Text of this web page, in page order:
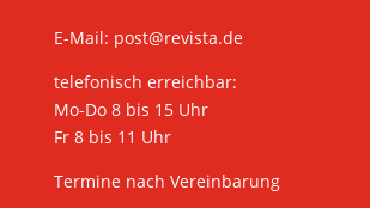
E-Mail: post@revista.de
telefonisch erreichbar:
Mo-Do 8 bis 15 Uhr
Fr 8 bis 11 Uhr
Termine nach Vereinbarung